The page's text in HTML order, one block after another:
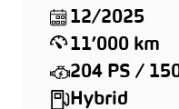
12/2025
11’000 km
204 PS /
Hybrid